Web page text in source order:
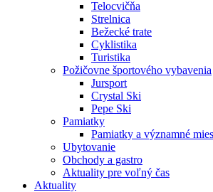
Telocvičňa
Strelnica
Bežecké trate
Cyklistika
Turistika
Požičovne športového vybavenia
Jursport
Crystal Ski
Pepe Ski
Pamiatky
Pamiatky a významné
Ubytovanie
Obchody a gastro
Aktuality pre voľný čas
Aktuality